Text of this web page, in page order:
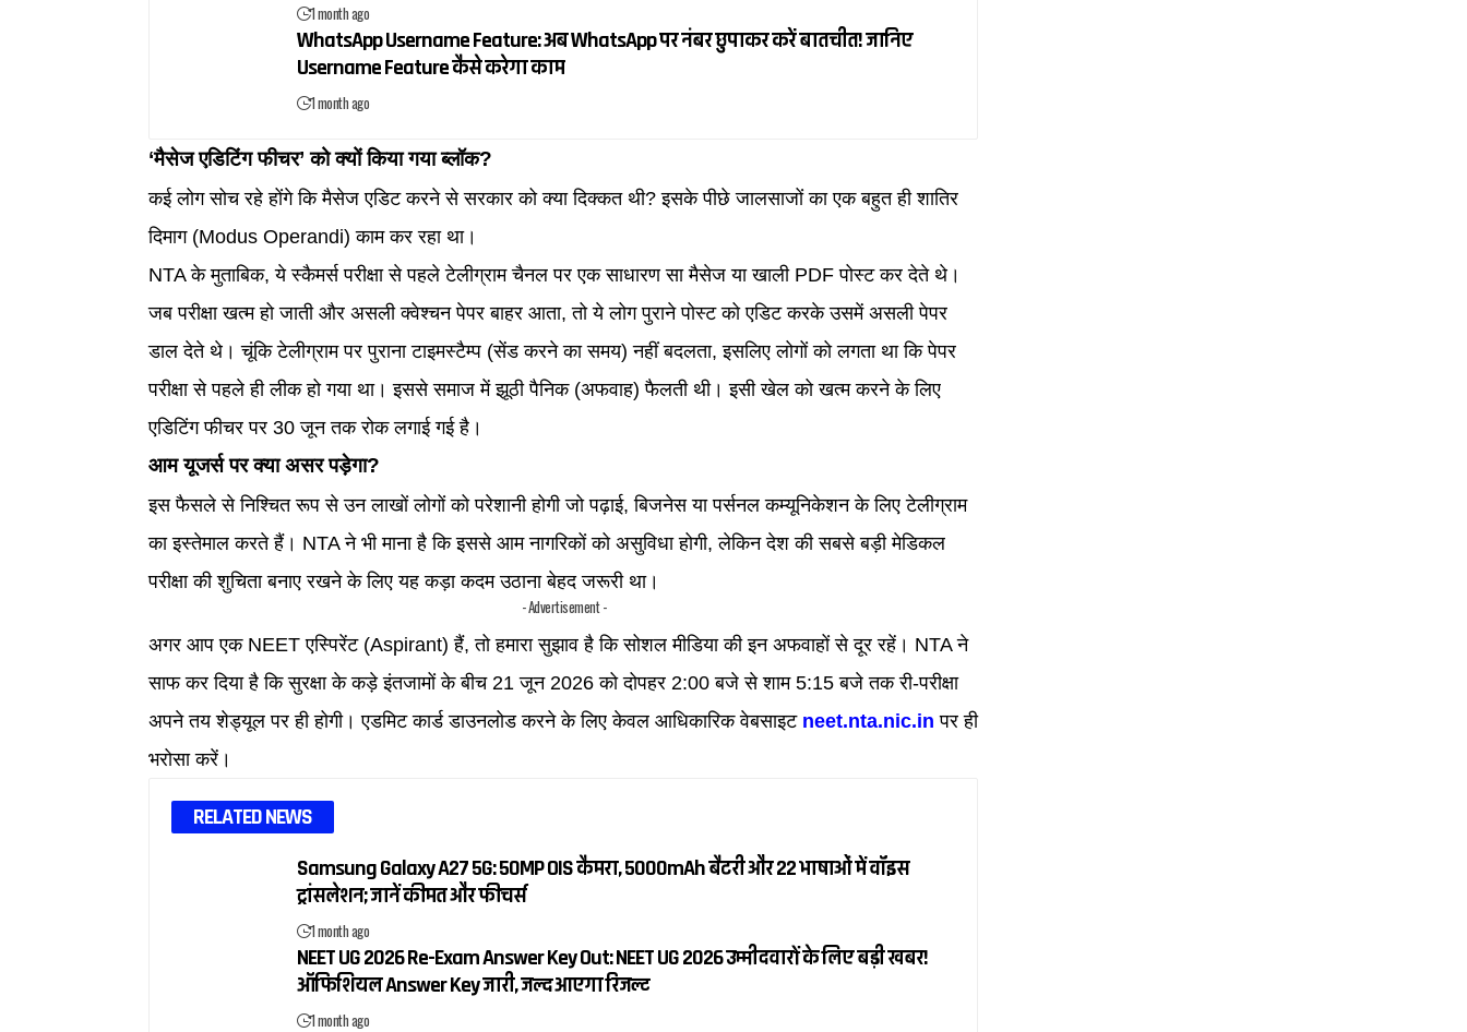
1 month ago
WhatsApp Username Feature: अब WhatsApp पर नंबर छुपाकर करें बातचीत! जानिए
Username Feature कैसे करेगा काम
1 month ago
‘मैसेज एडिटिंग फीचर’ को क्यों किया गया ब्लॉक?
कई लोग सोच रहे होंगे कि मैसेज एडिट करने से सरकार को क्या दिक्कत थी? इसके पीछे जालसाजों का एक बहुत ही शातिर
दिमाग (Modus Operandi) काम कर रहा था।
NTA के मुताबिक, ये स्कैमर्स परीक्षा से पहले टेलीग्राम चैनल पर एक साधारण सा मैसेज या खाली PDF पोस्ट कर देते थे।
जब परीक्षा खत्म हो जाती और असली क्वेश्चन पेपर बाहर आता, तो ये लोग पुराने पोस्ट को एडिट करके उसमें असली पेपर
डाल देते थे। चूंकि टेलीग्राम पर पुराना टाइमस्टैम्प (सेंड करने का समय) नहीं बदलता, इसलिए लोगों को लगता था कि पेपर
परीक्षा से पहले ही लीक हो गया था। इससे समाज में झूठी पैनिक (अफवाह) फैलती थी। इसी खेल को खत्म करने के लिए
एडिटिंग फीचर पर 30 जून तक रोक लगाई गई है।
आम यूजर्स पर क्या असर पड़ेगा?
इस फैसले से निश्चित रूप से उन लाखों लोगों को परेशानी होगी जो पढ़ाई, बिजनेस या पर्सनल कम्यूनिकेशन के लिए टेलीग्राम
का इस्तेमाल करते हैं। NTA ने भी माना है कि इससे आम नागरिकों को असुविधा होगी, लेकिन देश की सबसे बड़ी मेडिकल
परीक्षा की शुचिता बनाए रखने के लिए यह कड़ा कदम उठाना बेहद जरूरी था।
- Advertisement -
अगर आप एक NEET एस्पिरेंट (Aspirant) हैं, तो हमारा सुझाव है कि सोशल मीडिया की इन अफवाहों से दूर रहें। NTA ने
साफ कर दिया है कि सुरक्षा के कड़े इंतजामों के बीच 21 जून 2026 को दोपहर 2:00 बजे से शाम 5:15 बजे तक री-परीक्षा
अपने तय शेड्यूल पर ही होगी। एडमिट कार्ड डाउनलोड करने के लिए केवल आधिकारिक वेबसाइट neet.nta.nic.in पर ही
भरोसा करें।
RELATED NEWS
Samsung Galaxy A27 5G: 50MP OIS कैमरा, 5000mAh बैटरी और 22 भाषाओं में वॉइस
ट्रांसलेशन; जानें कीमत और फीचर्स
1 month ago
NEET UG 2026 Re-Exam Answer Key Out: NEET UG 2026 उम्मीदवारों के लिए बड़ी खबर!
ऑफिशियल Answer Key जारी, जल्द आएगा रिजल्ट
1 month ago